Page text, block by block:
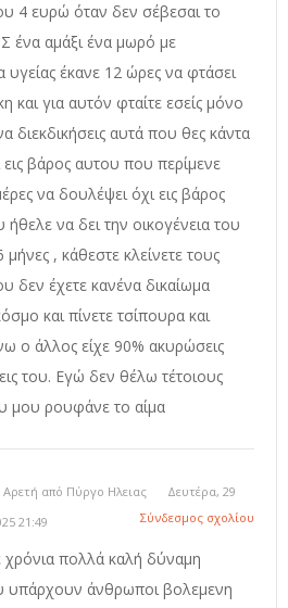
4 ευρώ όταν δεν σέβεσαι το
ένα αμάξι ένα μωρό με
υγείας έκανε 12 ώρες να φτάσει
και για αυτόν φταίτε εσείς μόνο
διεκδικήσεις αυτά που θες κάντα
βάρος αυτου που περίμενε
να δουλέψει όχι εις βάρος
ήθελε να δει την οικογένεια του
, κάθεστε κλείνετε τους
δεν έχετε κανένα δικαίωμα
και πίνετε τσίπουρα και
ο άλλος είχε 90% ακυρώσεις
του. Εγώ δεν θέλω τέτοιους
μου ρουφάνε το αίμα
Αρετή από Πύργο Ηλειας
Δευτέρα, 29
21:49
Σύνδεσμος σχολίου
πολλά καλή δύναμη
υπάρχουν άνθρωποι βολεμενη